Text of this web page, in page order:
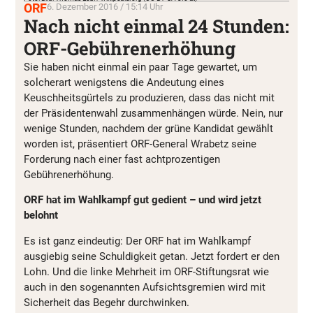
ORF6. Dezember 2016 / 15:14 Uhr
Nach nicht einmal 24 Stunden:
ORF-Gebührenerhöhung
Sie haben nicht einmal ein paar Tage gewartet, um
solcherart wenigstens die Andeutung eines
Keuschheitsgürtels zu produzieren, dass das nicht mit
der Präsidentenwahl zusammenhängen würde. Nein, nur
wenige Stunden, nachdem der grüne Kandidat gewählt
worden ist, präsentiert ORF-General Wrabetz seine
Forderung nach einer fast achtprozentigen
Gebührenerhöhung.
ORF hat im Wahlkampf gut gedient – und wird jetzt
belohnt
Es ist ganz eindeutig: Der ORF hat im Wahlkampf
ausgiebig seine Schuldigkeit getan. Jetzt fordert er den
Lohn. Und die linke Mehrheit im ORF-Stiftungsrat wie
auch in den sogenannten Aufsichtsgremien wird mit
Sicherheit das Begehr durchwinken.